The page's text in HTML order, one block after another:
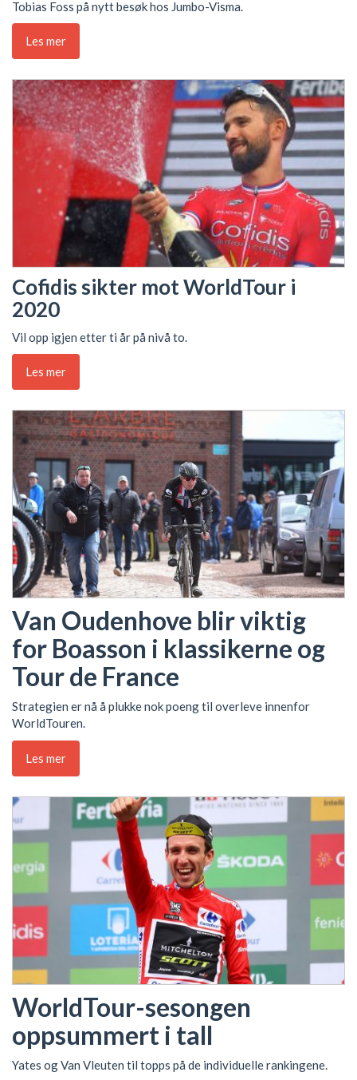
Tobias Foss på nytt besøk hos Jumbo-Visma.
Les mer
Cofidis sikter mot WorldTour i
2020
Vil opp igjen etter ti år på nivå to.
Les mer
Van Oudenhove blir viktig
for Boasson i klassikerne og
Tour de France
Strategien er nå å plukke nok poeng til overleve innenfor
WorldTouren.
Les mer
WorldTour-sesongen
oppsummert i tall
Yates og Van Vleuten til topps på de individuelle rankingene.